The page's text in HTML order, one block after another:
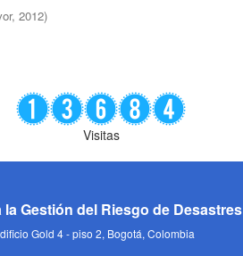
,2012)
Visitas
Gestión del Riesgo de Desastres
Gold 4 - piso 2, Bogotá, Colombia